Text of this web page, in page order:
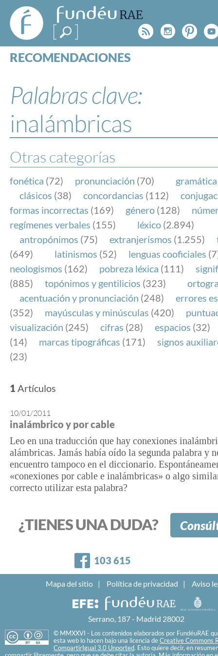
FundéuRAE
- Fundación
del Español
Urgente
Rss
RECOMENDACIONES
ESPECIALES
BLOG
NOTICIAS
FundéuRAE es una fundación patrocinada por la
y la Real Academia Española, cuyo objetivo es
el buen uso del español en los medios de
Internet.
Palabras clave:
inalámbricas
Otras categorías
fonética (72) pronunciación (70) gramática
clásicos (38) concordancias (112)
formas incorrectas (169) género (128)
regímenes verbales (155) léxico (2.894)
antropónimos (75) extranjerismos (1.255)
(649)
latinismos (52) lenguas cooficiales
neologismos (162) pobreza léxica (111)
(885)
topónimos y gentilicios (323)
acentuación y pronunciación (248)
errores
(352)
mayúsculas y minúsculas (420)
visualización (245) cifras (28) espacios (32)
(14)
marcas tipográficas (171)
signos
(23)
1 Artículos
10/01/2011
inalámbrico y por cable
Leo en una traducción que hay conexiones
alámbricas. Jamás había oído la segunda palabra y
encuentro tampoco en el diccionario.
«conexiones por cable e inalámbricas» o algo
correcto utilizar esta palabra?
¿TIENES UNA DUDA?
Facebook
103 615
Mapa del sitio Política de privacidad Aviso
Serrano, 187 - Madrid 28002
© MMXXVI - Los contenidos elaborados por FundéuRAE
esta web lo hacen bajo una licencia de Creative Commons
CompartirIgual 3.0 Unported. Esto quiere decir, en